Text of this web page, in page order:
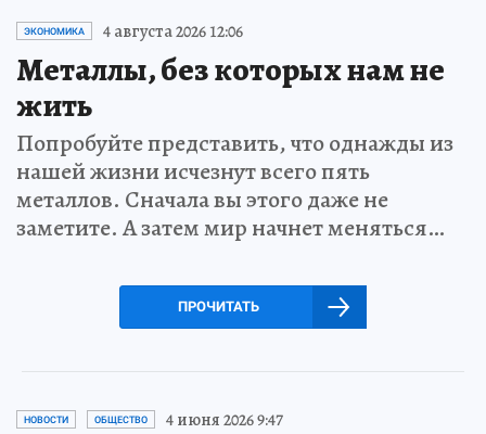
ЭКОНОМИКА 4 августа 2026 12:06
Металлы, без которых нам не
жить
Попробуйте представить, что однажды из
нашей жизни исчезнут всего пять
металлов. Сначала вы этого даже не
заметите. А затем мир начнет меняться…
ПРОЧИТАТЬ
НОВОСТИ ОБЩЕСТВО 4 июня 2026 9:47